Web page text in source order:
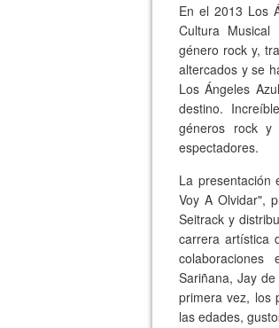
En el 2013 Los
Cultura
género rock y,
altercados y se
Los Ángeles
destino.
géneros rock
espectadores.
La presentación
Voy A Olvidar",
Seitrack y
carrera artística
Sariñana, Jay
primera vez, los
las edades,